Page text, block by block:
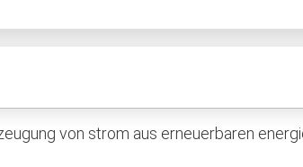
von strom aus erneuerbaren